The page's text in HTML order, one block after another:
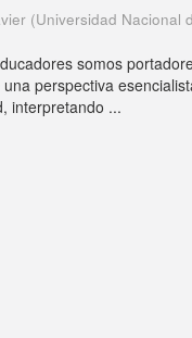
(Universidad Nacional
somos
perspectiva
interpretando ...